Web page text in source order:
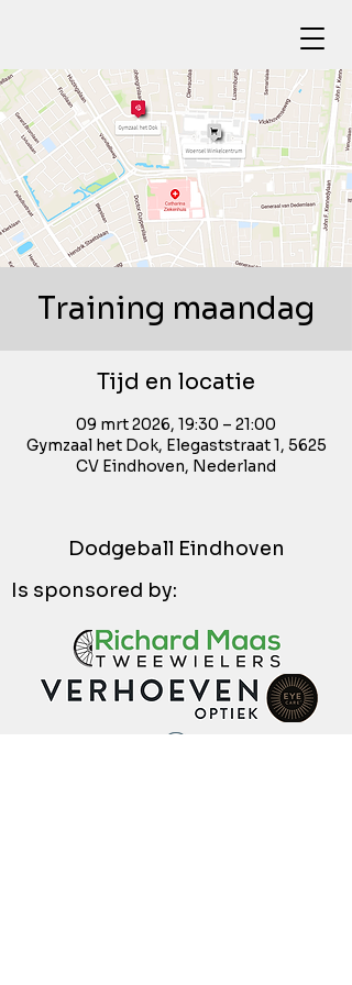
Training maandag
Tijd en locatie
09 mrt 2026, 19:30 – 21:00
Gymzaal het Dok, Elegaststraat 1, 5625
CV Eindhoven, Nederland
Dodgeball Eindhoven
Is sponsored by: